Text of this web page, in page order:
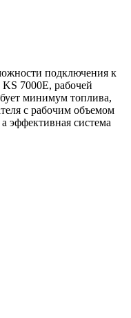
подключения к
KS 7000E, рабочей
минимум топлива,
с рабочим объемом
эффективная система